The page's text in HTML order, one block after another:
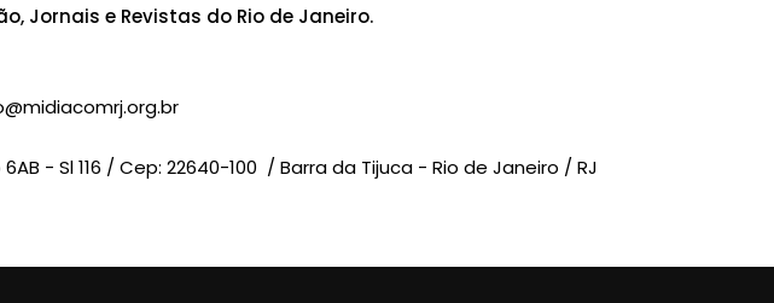
Jornais e Revistas do Rio de Janeiro.
- Sl 116 / Cep: 22640-100 / Barra da Tijuca - Rio de Janeiro / RJ